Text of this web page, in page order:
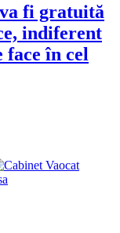
fi gratuită
indiferent
face în cel